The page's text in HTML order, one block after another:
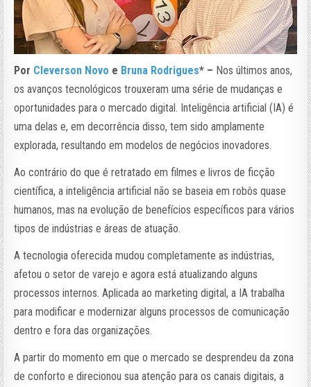
Por Cleverson Novo e Bruna Rodrigues* – Nos últimos anos,
os avanços tecnológicos trouxeram uma série de mudanças e
oportunidades para o mercado digital. Inteligência artificial (IA) é
uma delas e, em decorrência disso, tem sido amplamente
explorada, resultando em modelos de negócios inovadores.
Ao contrário do que é retratado em filmes e livros de ficção
científica, a inteligência artificial não se baseia em robôs quase
humanos, mas na evolução de benefícios específicos para vários
tipos de indústrias e áreas de atuação.
A tecnologia oferecida mudou completamente as indústrias,
afetou o setor de varejo e agora está atualizando alguns
processos internos. Aplicada ao marketing digital, a IA trabalha
para modificar e modernizar alguns processos de comunicação
dentro e fora das organizações.
A partir do momento em que o mercado se desprendeu da zona
de conforto e direcionou sua atenção para os canais digitais, a